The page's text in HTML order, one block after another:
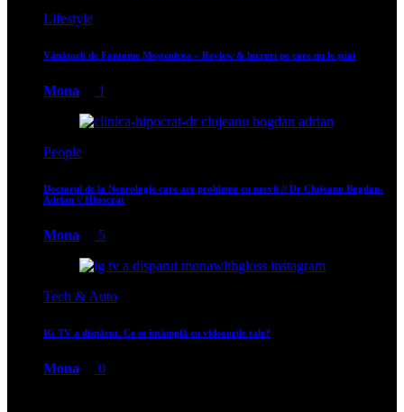
Lifestyle
Vânătorii de Fantome Moștenirea – Review & lucruri pe care nu le știai
Mona 1
People
Doctorul de la Neurologie care are probleme cu nervii // Dr Clujeanu Bogdan-
Adrian // Hipocrat
Mona 5
Tech & Auto
IG TV a dispărut. Ce se întâmplă cu videourile tale?
Mona 0